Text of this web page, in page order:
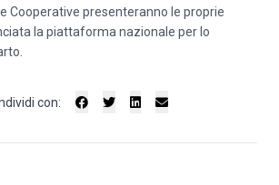
Cooperative presenteranno le proprie
la piattaforma nazionale per lo
con: